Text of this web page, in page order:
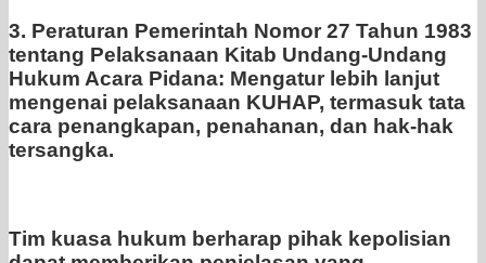
3. Peraturan Pemerintah Nomor 27 Tahun 1983
tentang Pelaksanaan Kitab Undang-Undang
Hukum Acara Pidana: Mengatur lebih lanjut
mengenai pelaksanaan KUHAP, termasuk tata
cara penangkapan, penahanan, dan hak-hak
tersangka.
Tim kuasa hukum berharap pihak kepolisian